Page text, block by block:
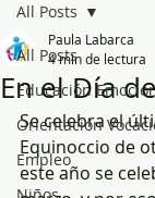
All Posts
Educación
Orientación
Empleo
All Posts
En el Día
Paula Labarca
4 min de lectura
Se celebra el
Equinoccio de
este año se